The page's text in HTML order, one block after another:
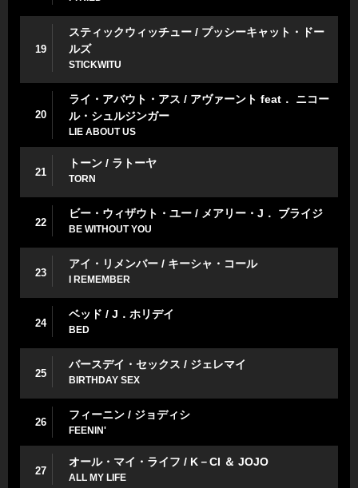
19
スティックウィッチュー / プッシーキャット・ドー
ルズ
STICKWITU
20
ライ・アバウト・アス / アヴァーント feat． ニコー
ル・シュルジンガー
LIE ABOUT US
21
トーン / ラトーヤ
TORN
22
ビー・ウィザウト・ユー / メアリー・J． ブライジ
BE WITHOUT YOU
23
アイ・リメンバー / キーシャ・コール
I REMEMBER
24
ベッド / J．ホリデイ
BED
25
バースデイ・セックス / ジェレマイ
BIRTHDAY SEX
26
フィーニン / ジョディシ
FEENIN'
27
オール・マイ・ライフ / K－CI ＆ JOJO
ALL MY LIFE